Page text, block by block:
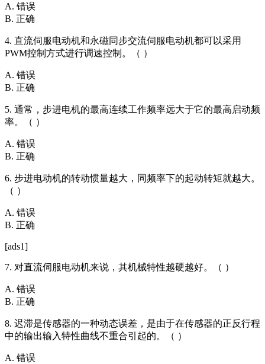
A. 错误
B. 正确
4. 直流伺服电动机和永磁同步交流伺服电动机都可以采用
PWM控制方式进行调速控制。（ ）
A. 错误
B. 正确
5. 通常，步进电机的最高连续工作频率远大于它的最高启动频
率。（ ）
A. 错误
B. 正确
6. 步进电动机的转动惯量越大，同频率下的起动转矩就越大。
（ ）
A. 错误
B. 正确
[ads1]
7. 对直流伺服电动机来说，其机械特性越硬越好。（ ）
A. 错误
B. 正确
8. 迟滞是传感器的一种动态误差，是由于在传感器的正反行程
中的输出输入特性曲线不重合引起的。（ ）
A. 错误